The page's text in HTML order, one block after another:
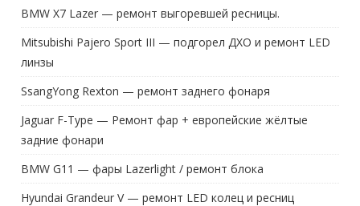
BMW X7 Lazer — ремонт выгоревшей ресницы.
Mitsubishi Pajero Sport III — подгорел ДХО и ремонт LED
линзы
SsangYong Rexton — ремонт заднего фонаря
Jaguar F-Type — Ремонт фар + европейские жёлтые
задние фонари
BMW G11 — фары Lazerlight / ремонт блока
Hyundai Grandeur V — ремонт LED колец и ресниц